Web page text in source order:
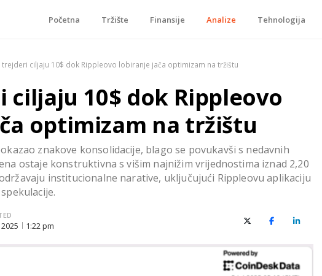
Početna Tržište Finansije Analize Tehnologija
trejderi ciljaju 10$ dok Rippleovo lobiranje jača optimizam na tržištu
ciljaju 10$ dok Rippleovo
optimizam na tržištu
znakove konsolidacije, blago se povukavši s nedavnih
ostaje konstruktivna s višim najnižim vrijednostima iznad 2,20
institucionalne narative, uključujući Rippleovu aplikaciju
1:22 pm X (Twitter)FacebookLinkedIn